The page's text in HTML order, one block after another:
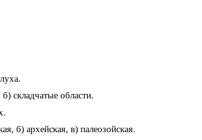
складчатые области.
б) архейская, в) палеозойская.